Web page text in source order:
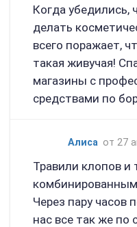
Когда убедились,
делать
всего поражает,
такая живучая!
магазины с
средствами по
Алиса от 27
Травили клопов и
Через пару часов
нас все так же по